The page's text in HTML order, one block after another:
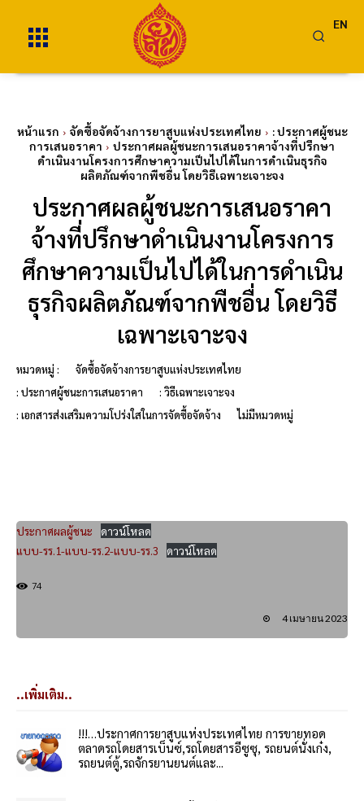
EN
หน้าแรก จัดซื้อจัดจ้างการยาสูบแห่งประเทศไทย
: ประกาศผู้ชนะ
การเสนอราคา
ประกาศผลผู้ชนะการเสนอราคาจ้างที่ปรึกษา
ดำเนินงานโครงการศึกษาความเป็นไปได้ในการดำเนินธุรกิจ
ผลิตภัณฑ์จากพืชอื่น โดยวิธีเฉพาะเจาะจง
ประกาศผลผู้ชนะการเสนอราคา
จ้างที่ปรึกษาดำเนินงานโครงการ
ศึกษาความเป็นไปได้ในการดำเนิน
ธุรกิจผลิตภัณฑ์จากพืชอื่น โดยวิธี
เฉพาะเจาะจง
หมวดหมู่ :
จัดซื้อจัดจ้างการยาสูบแห่งประเทศไทย
: ประกาศผู้ชนะการเสนอราคา
: วิธีเฉพาะเจาะจง
: เอกสารส่งเสริมความโปร่งใสในการจัดซื้อจัดจ้าง
ไม่มีหมวดหมู่
ประกาศผลผู้ชนะ
ดาวน์โหลด
แบบ-รร.1-แบบ-รร.2-แบบ-รร.3
ดาวน์โหลด
74
4 เมษายน 2023
..เพิ่มเติม..
!!!…ประกาศการยาสูบแห่งประเทศไทย การขายทอด
ตลาดรถโดยสารเบ็นซ์,รถโดยสารอีซูซุ, รถยนต์นั่งเก๋ง,
รถยนต์ตู้,รถจักรยานยนต์และ...